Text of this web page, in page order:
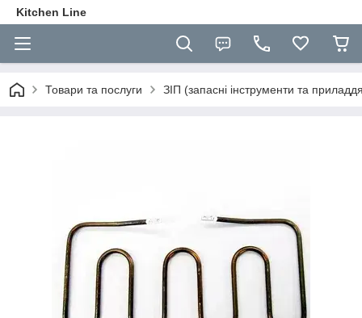
Kitchen Line
Товари та послуги ЗІП (запасні інструменти та